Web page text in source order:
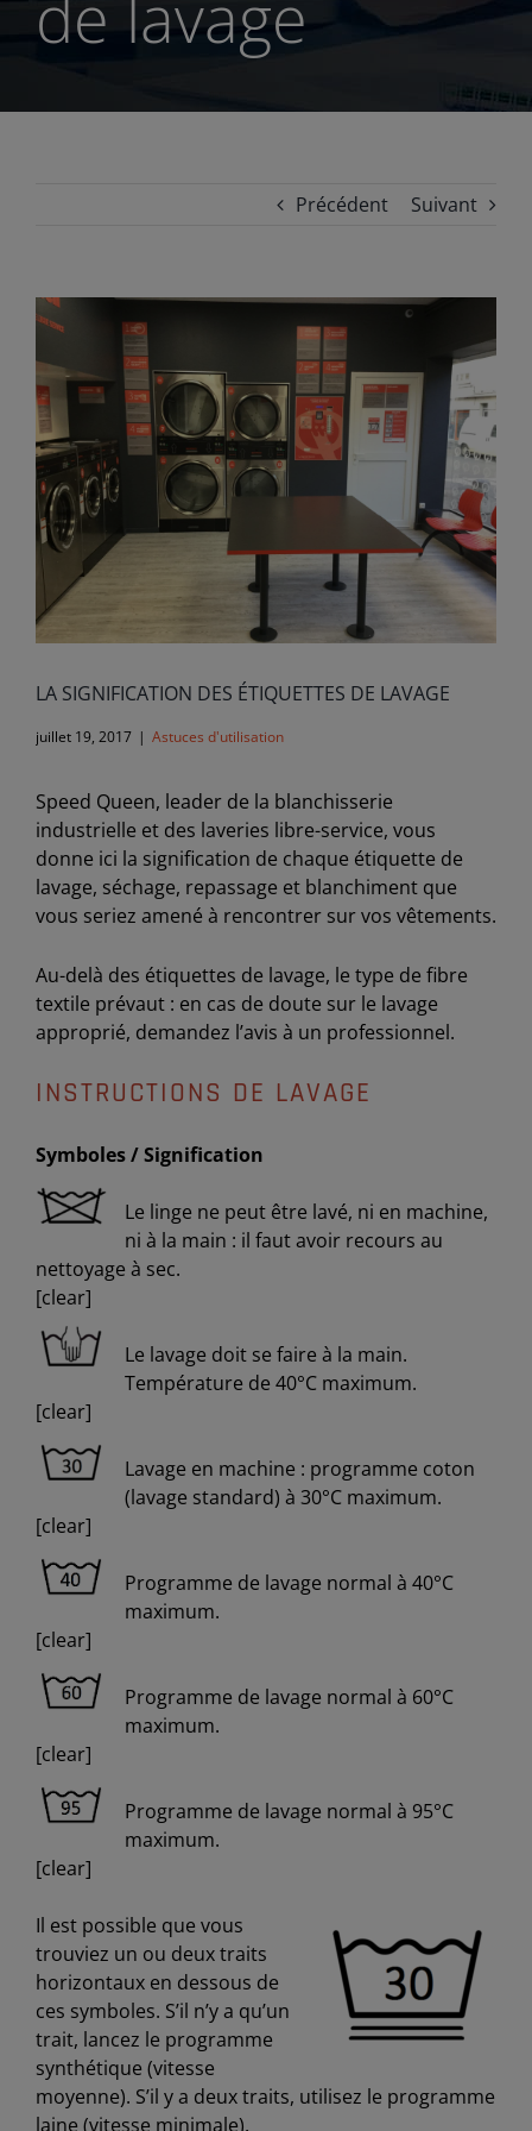
de lavage
Précédent Suivant
View
Larger
Image
LA SIGNIFICATION DES ÉTIQUETTES DE LAVAGE
juillet 19, 2017 | Astuces d'utilisation
Speed Queen, leader de la blanchisserie
industrielle et des laveries libre-service, vous
donne ici la signification de chaque étiquette de
lavage, séchage, repassage et blanchiment que
vous seriez amené à rencontrer sur vos vêtements.
Au-delà des étiquettes de lavage, le type de fibre
textile prévaut : en cas de doute sur le lavage
approprié, demandez l’avis à un professionnel.
INSTRUCTIONS DE LAVAGE
Symboles / Signification
Le linge ne peut être lavé, ni en machine,
ni à la main : il faut avoir recours au
nettoyage à sec.
[clear]
Le lavage doit se faire à la main.
Température de 40°C maximum.
[clear]
Lavage en machine : programme coton
(lavage standard) à 30°C maximum.
[clear]
Programme de lavage normal à 40°C
maximum.
[clear]
Programme de lavage normal à 60°C
maximum.
[clear]
Programme de lavage normal à 95°C
maximum.
[clear]
Il est possible que vous
trouviez un ou deux traits
horizontaux en dessous de
ces symboles. S’il n’y a qu’un
trait, lancez le programme
synthétique (vitesse
moyenne). S’il y a deux traits, utilisez le programme
laine (vitesse minimale).